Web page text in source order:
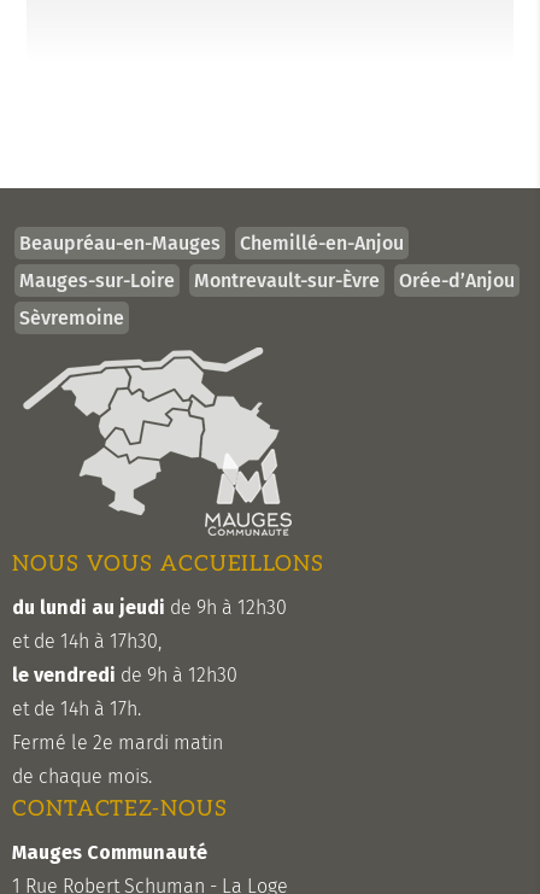
Beaupréau-en-Mauges
Chemillé-en-Anjou
Mauges-sur-Loire
Montrevault-sur-Èvre
Orée-d’Anjou
Sèvremoine
NOUS VOUS ACCUEILLONS
du lundi au jeudi de 9h à 12h30
et de 14h à 17h30,
le vendredi de 9h à 12h30
et de 14h à 17h.
Fermé le 2e mardi matin
de chaque mois.
CONTACTEZ-NOUS
Mauges Communauté
1 Rue Robert Schuman - La Loge